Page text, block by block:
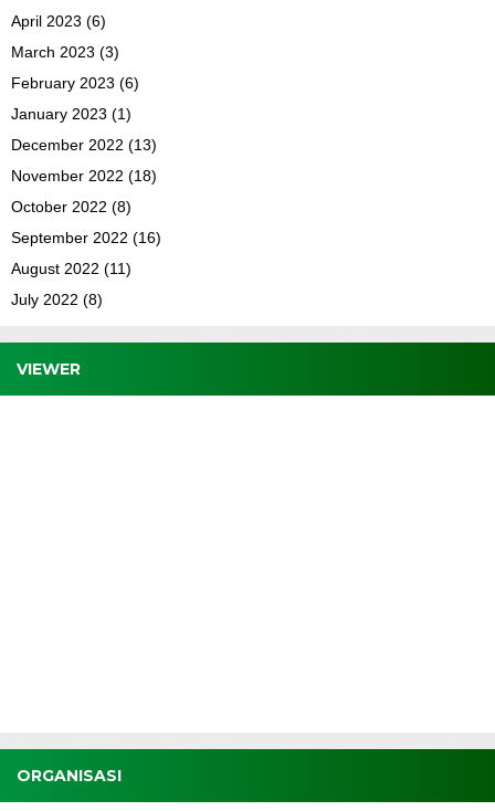
April 2023 (6)
March 2023 (3)
February 2023 (6)
January 2023 (1)
December 2022 (13)
November 2022 (18)
October 2022 (8)
September 2022 (16)
August 2022 (11)
July 2022 (8)
VIEWER
ORGANISASI